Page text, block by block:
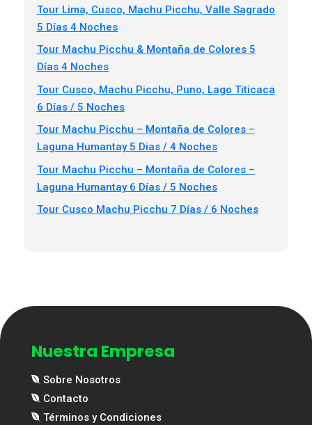
Tour Lima, Cusco, Machu Picchu, Valle Sagrado
5 Días 4 Noches
Tour Machu Picchu & Montaña de Colores 5
Días 4 Noches
Tour Cusco, Machu Picchu, Puno, Lago Titicaca
6 Días / 5 Noches
Tour Machu Picchu – Montaña de Colores –
Laguna Humantay 5 Dias / 4 Noches
Tour Machu Picchu – Montaña de Colores –
Laguna Humantay 6 Días / 5 Noches
Tour Cusco Machu Picchu 7 Días / 6 Noches
Nuestra Empresa
Sobre Nosotros
Contacto
Términos y Condiciones